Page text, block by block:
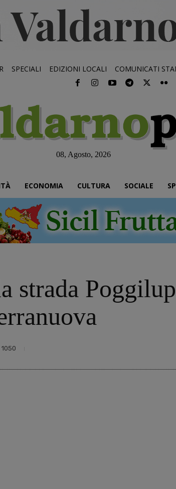
SPECIALI EDIZIONI LOCALI COMUNICATI
08, Agosto, 2026
ECONOMIA CULTURA SOCIALE
strada
1050